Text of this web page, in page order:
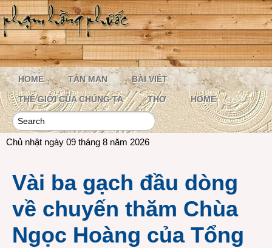
HOME TẢN MẠN BÀI VIẾT
THẾ GIỚI CỦA CHÚNG TA THƠ HOME
Chủ nhật ngày 09 tháng 8 năm 2026
Vài ba gạch đầu dòng
về chuyến thăm Chùa
Ngọc Hoàng của Tổng